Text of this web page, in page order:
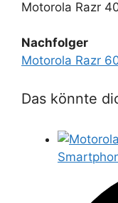
Motorola Razr
Nachfolger
Motorola Razr
Das könnte